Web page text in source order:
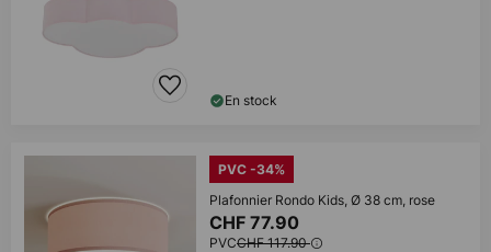
En stock
PVC -34%
Plafonnier Rondo Kids, Ø 38 cm, rose
CHF 77.90
PVCCHF 117.90